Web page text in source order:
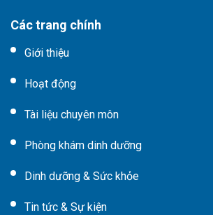
Các trang chính
Giới thiệu
Hoạt động
Tài liệu chuyên môn
Phòng khám dinh dưỡng
Dinh dưỡng & Sức khỏe
Tin tức & Sự kiện